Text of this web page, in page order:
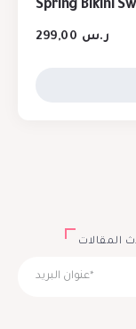
Spring Bikini
ر.س
المقالات